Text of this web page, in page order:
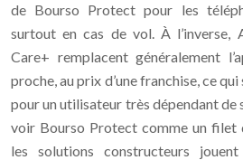
de Bourso Protect pour les
surtout en cas de vol. À l’inverse,
Care+ remplacent généralement
proche, au prix d’une franchise, ce
pour un utilisateur très dépendant de
voir Bourso Protect comme un filet
les solutions constructeurs